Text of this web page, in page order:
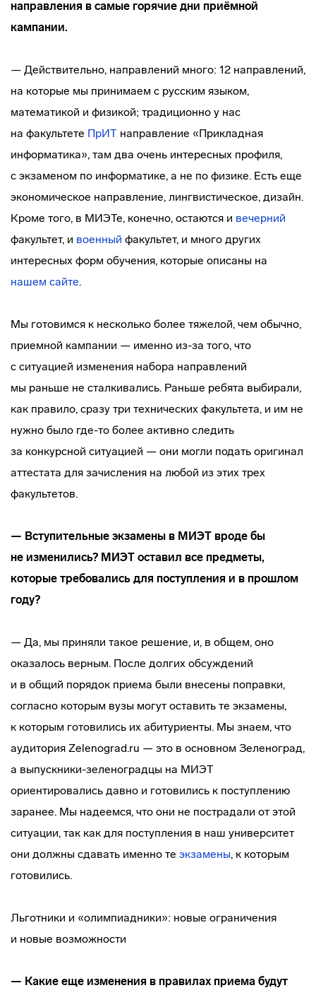
направления в самые горячие дни приёмной
кампании.
— Действительно, направлений много: 12 направлений,
на которые мы принимаем с русским языком,
математикой и физикой; традиционно у нас
на факультете ПрИТ направление «Прикладная
информатика», там два очень интересных профиля,
с экзаменом по информатике, а не по физике. Есть еще
экономическое направление, лингвистическое, дизайн.
Кроме того, в МИЭТе, конечно, остаются и вечерний
факультет, и военный факультет, и много других
интересных форм обучения, которые описаны на
нашем сайте.
Мы готовимся к несколько более тяжелой, чем обычно,
приемной кампании — именно из-за того, что
с ситуацией изменения набора направлений
мы раньше не сталкивались. Раньше ребята выбирали,
как правило, сразу три технических факультета, и им не
нужно было где-то более активно следить
за конкурсной ситуацией — они могли подать оригинал
аттестата для зачисления на любой из этих трех
факультетов.
— Вступительные экзамены в МИЭТ вроде бы
не изменились? МИЭТ оставил все предметы,
которые требовались для поступления и в прошлом
году?
— Да, мы приняли такое решение, и, в общем, оно
оказалось верным. После долгих обсуждений
и в общий порядок приема были внесены поправки,
согласно которым вузы могут оставить те экзамены,
к которым готовились их абитуриенты. Мы знаем, что
аудитория Zelenograd.ru — это в основном Зеленоград,
а выпускники-зеленоградцы на МИЭТ
ориентировались давно и готовились к поступлению
заранее. Мы надеемся, что они не пострадали от этой
ситуации, так как для поступления в наш университет
они должны сдавать именно те экзамены, к которым
готовились.
Льготники и «олимпиадники»: новые ограничения
и новые возможности
— Какие еще изменения в правилах приема будут